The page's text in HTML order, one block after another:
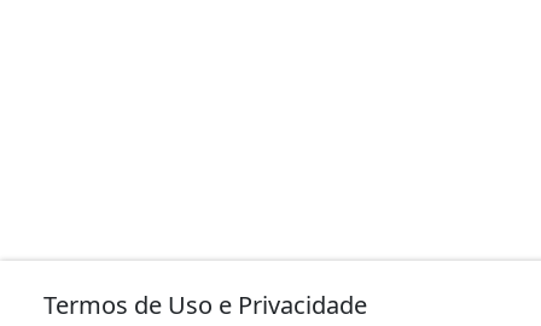
Termos de Uso e Privacidade